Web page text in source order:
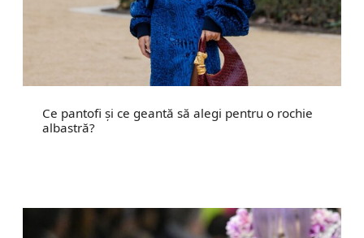
Ce pantofi și ce geantă să alegi pentru o rochie
albastră?